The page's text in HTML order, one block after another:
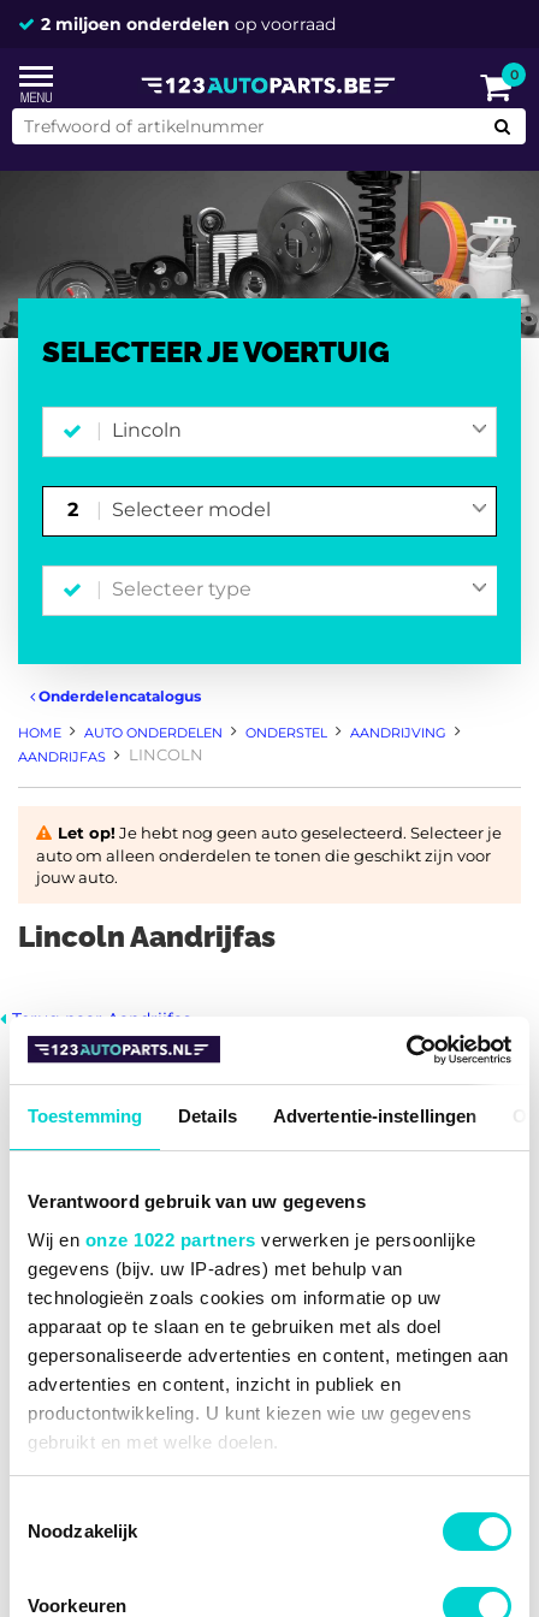
Toestemming Details Advertentie-instellingen
Verantwoord gebruik van uw gegevens
Wij en onze 1022 partners verwerken je persoonlijke
gegevens (bijv. uw IP-adres) met behulp van
technologieën zoals cookies om informatie op uw
apparaat op te slaan en te gebruiken met als doel
gepersonaliseerde advertenties en content, metingen aan
advertenties en content, inzicht in publiek en
productontwikkeling. U kunt kiezen wie uw gegevens
gebruikt en met welke doelen.
Informatie verzamelen over uw geografische locatie,
Uw apparaat identificeren door het actief te scannen
Noodzakelijk
Voorkeuren
2 miljoen onderdelen op voorraad
0
SELECTEER JE VOERTUIG
Lincoln
2 Selecteer model
Selecteer type
Onderdelencatalogus
HOME AUTO ONDERDELEN ONDERSTEL
AANDRIJVING
AANDRIJFAS
LINCOLN
Let op! Je hebt nog geen auto geselecteerd. Selecteer je
auto om alleen onderdelen te tonen die geschikt zijn voor
jouw auto.
Lincoln Aandrijfas
Terug naar Aandrijfas
Filters
Aandrijfas Febest AS-457519
AS-457519
Binnendiameter [mm]
Buitendiameter [mm]
75
€ 31,71
€ 14,27 -55%